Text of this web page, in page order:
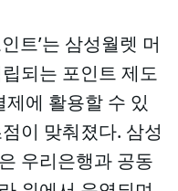
트’는 삼성월렛 머
되는 포인트 제도
에 활용할 수 있
이 맞춰졌다. 삼성
우리은행과 공동